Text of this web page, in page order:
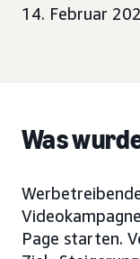
14. Februar
Was
Page starten.